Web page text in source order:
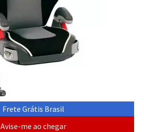
Avise-me ao chegar